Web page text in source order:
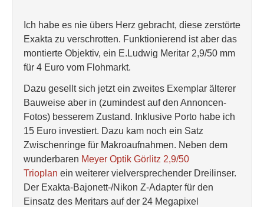
Ich habe es nie übers Herz gebracht, diese zerstörte
Exakta zu verschrotten. Funktionierend ist aber das
montierte Objektiv, ein E.Ludwig Meritar 2,9/50 mm
für 4 Euro vom Flohmarkt.
Dazu gesellt sich jetzt ein zweites Exemplar älterer
Bauweise aber in (zumindest auf den Annoncen-
Fotos) besserem Zustand. Inklusive Porto habe ich
15 Euro investiert. Dazu kam noch ein Satz
Zwischenringe für Makroaufnahmen. Neben dem
wunderbaren Meyer Optik Görlitz 2,9/50
Trioplan ein weiterer vielversprechender Dreilinser.
Der Exakta-Bajonett-/Nikon Z-Adapter für den
Einsatz des Meritars auf der 24 Megapixel